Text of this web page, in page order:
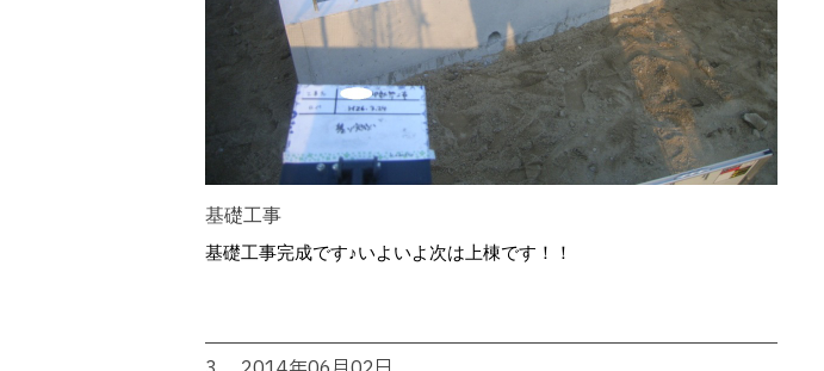
基礎工事
基礎工事完成です♪いよいよ次は上棟です！！